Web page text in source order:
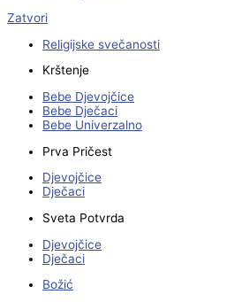
Zatvori
Religijske svečanosti
Krštenje
Bebe Djevojčice
Bebe Dječaci
Bebe Univerzalno
Prva Pričest
Djevojčice
Dječaci
Sveta Potvrda
Djevojčice
Dječaci
Božić